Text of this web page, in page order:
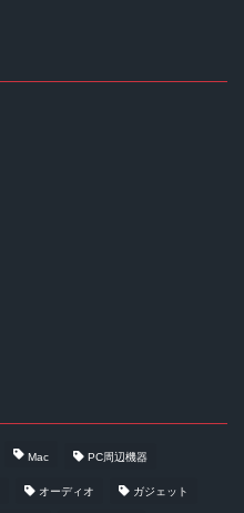
Mac PC周辺機器
オーディオ ガジェット